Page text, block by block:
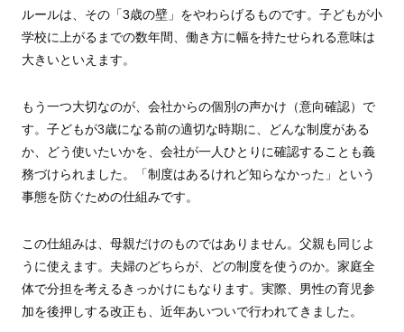
ルールは、その「3歳の壁」をやわらげるものです。子どもが小
学校に上がるまでの数年間、働き方に幅を持たせられる意味は
大きいといえます。
もう一つ大切なのが、会社からの個別の声かけ（意向確認）で
す。子どもが3歳になる前の適切な時期に、どんな制度がある
か、どう使いたいかを、会社が一人ひとりに確認することも義
務づけられました。「制度はあるけれど知らなかった」という
事態を防ぐための仕組みです。
この仕組みは、母親だけのものではありません。父親も同じよ
うに使えます。夫婦のどちらが、どの制度を使うのか。家庭全
体で分担を考えるきっかけにもなります。実際、男性の育児参
加を後押しする改正も、近年あいついで行われてきました。